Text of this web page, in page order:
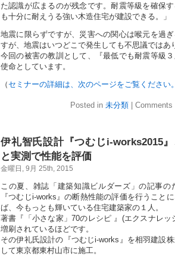
た認識が広まるのが残念です。耐震等級を確保
も十分に耐えうる強い木造住宅が建設できる。」
地震に限らずですが、災害への関心は喉元を過
すが、地震はいつどこで発生しても不思議ではあ
今回の被害の教訓として、『最低でも耐震等級
使命としています。
（ セミナーの詳細は、次のページをご覧ください
Posted in 未分類 Comments
伊礼智氏設計『つむじi-works2015
と実測で性能を評価
金曜日, 9月 25th, 2015
この夏、雑誌「建築知識ビルダーズ」の記事の
『つむじi-works』の断熱性能の評価を行うこと
ば、今もっとも輝いている住宅建築家の１人。
著書『「小さな家」70のレシピ 』(エクスナレ
増刷されているほどです。
その伊礼氏設計の『つむじi-works』を相羽建設
して東京都東村山市に施工。